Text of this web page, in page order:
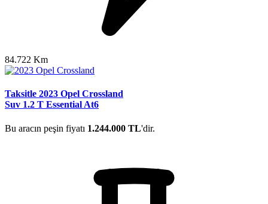
84.722 Km
Taksitle 2023 Opel Crossland
Suv 1.2 T Essential At6
Bu aracın peşin fiyatı 1.244.000 TL'dir.